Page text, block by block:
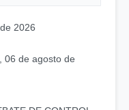
2026
06 de agosto de